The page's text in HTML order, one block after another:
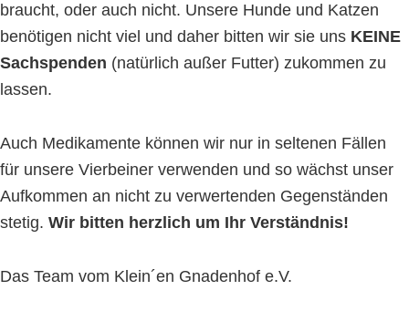
braucht, oder auch nicht. Unsere Hunde und Katzen
benötigen nicht viel und daher bitten wir sie uns KEINE
Sachspenden (natürlich außer Futter) zukommen zu
lassen.
Auch Medikamente können wir nur in seltenen Fällen
für unsere Vierbeiner verwenden und so wächst unser
Aufkommen an nicht zu verwertenden Gegenständen
stetig. Wir bitten herzlich um Ihr Verständnis!
Das Team vom Klein´en Gnadenhof e.V.